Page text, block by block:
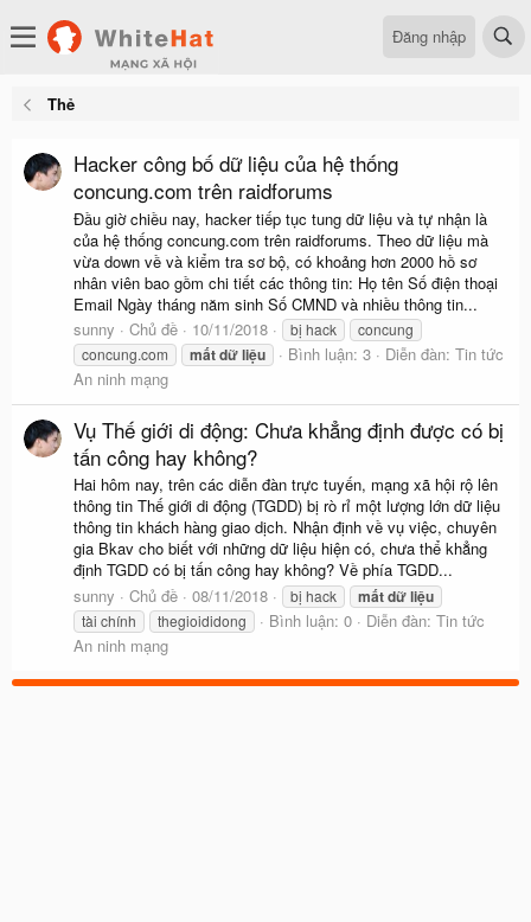
Đăng nhập
Thẻ
Hacker công bố dữ liệu của hệ thống
concung.com trên raidforums
Đầu giờ chiều nay, hacker tiếp tục tung dữ liệu và tự nhận là
của hệ thống concung.com trên raidforums. Theo dữ liệu mà
vừa down về và kiểm tra sơ bộ, có khoảng hơn 2000 hồ sơ
nhân viên bao gồm chi tiết các thông tin: Họ tên Số điện thoại
Email Ngày tháng năm sinh Số CMND và nhiều thông tin...
sunny
Chủ đề 10/11/2018 bị hack
concung
concung.com
mấtdữliệu Bình luận: 3 Diễn đàn: Tin tức
An ninh mạng
Vụ Thế giới di động: Chưa khẳng định được có bị
tấn công hay không?
Hai hôm nay, trên các diễn đàn trực tuyến, mạng xã hội rộ lên
thông tin Thế giới di động (TGDD) bị rò rỉ một lượng lớn dữ liệu
thông tin khách hàng giao dịch. Nhận định về vụ việc, chuyên
gia Bkav cho biết với những dữ liệu hiện có, chưa thể khẳng
định TGDD có bị tấn công hay không? Về phía TGDD...
sunny
Chủ đề 08/11/2018 bị hack mấtdữliệu
tài chính thegioididong Bình luận: 0 Diễn đàn: Tin tức
An ninh mạng